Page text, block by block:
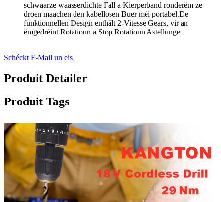
schwaarze waasserdichte Fall a Kierperband ronderëm ze
droen maachen den kabellosen Buer méi portabel.De
funktionnellen Design enthält 2-Vitesse Gears, vir an
ëmgedréint Rotatioun a Stop Rotatioun Astellunge.
Schéckt E-Mail un eis
Produit Detailer
Produit Tags